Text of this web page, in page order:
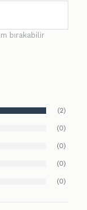
bırakabilir
(2)
(0)
(0)
(0)
(0)